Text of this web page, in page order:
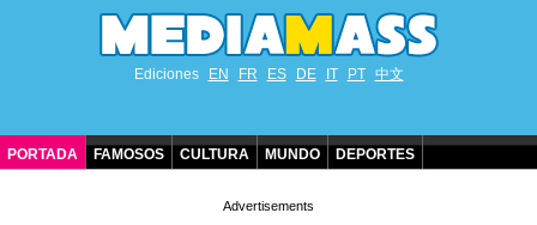
Ediciones EN FR ES DE IT PT 中文
PORTADA FAMOSOS CULTURA MUNDO DEPORTES